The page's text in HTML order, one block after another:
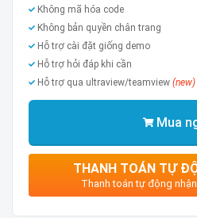
Reponsive
Mobile Friendly
Google structured
Breadcrumb
Giao diện được thiết kế chuẩn
tối ưu hóa code, các trang thiết
Tính năng nâng cấp
Không mã hóa code
Không bản quyền chân trang
Hỗ trợ cài đặt giống demo
Hỗ trợ hỏi đáp khi cần
Hỗ trợ qua ultraview/teamview (new)
Mua
THANH TOÁN TỰ
Thanh toán tự động